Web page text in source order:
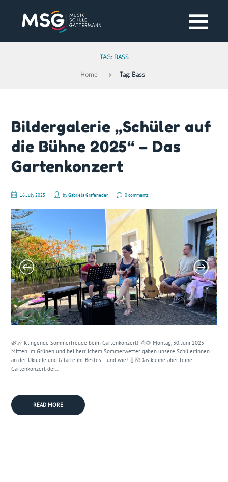
TAG: BASS
Home Tag: Bass
Bildergalerie „Schüler auf
die Bühne 2025“ – Das
Gartenkonzert
16. July 2025 byGabriela Grafeneder 0 comments
🌿🎶 Klingende Sommerfreude beim Gartenkonzert! 🌞🌻 Montag, 30. Juni 2025
Mitten im Grünen und bei herrlichem Sommerwetter gaben unsere Schüler:innen
an der Ukulele und Gitarre ihr Bestes – und wie! 🎸🌺Das kleine, aber feine
Gartenkonzert der...
READ MORE